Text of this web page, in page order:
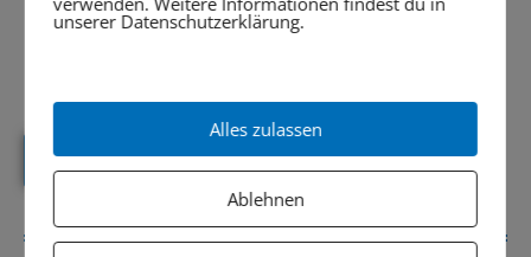
ist? Finde es mit einem
heraus!
Kostenlosen Wassertest anfordern
unserer Datenschutzerklärung.
Alles zulassen
Ablehnen